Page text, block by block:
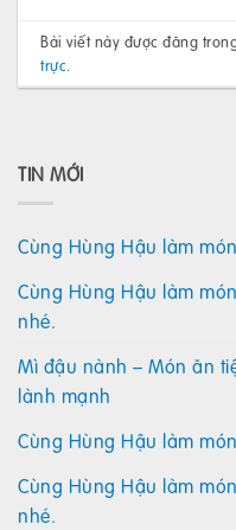
Bài viết này được đăng
trực.
TIN MỚI
Cùng Hùng Hậu làm
Cùng Hùng Hậu làm
nhé.
Mì đậu nành – Món ăn
lành mạnh
Cùng Hùng Hậu làm
Cùng Hùng Hậu làm
nhé.